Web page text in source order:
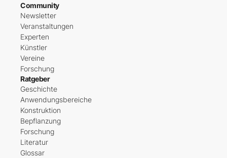
Community
Newsletter
Veranstaltungen
Experten
Künstler
Vereine
Forschung
Ratgeber
Geschichte
Anwendungsbereiche
Konstruktion
Bepflanzung
Forschung
Literatur
Glossar